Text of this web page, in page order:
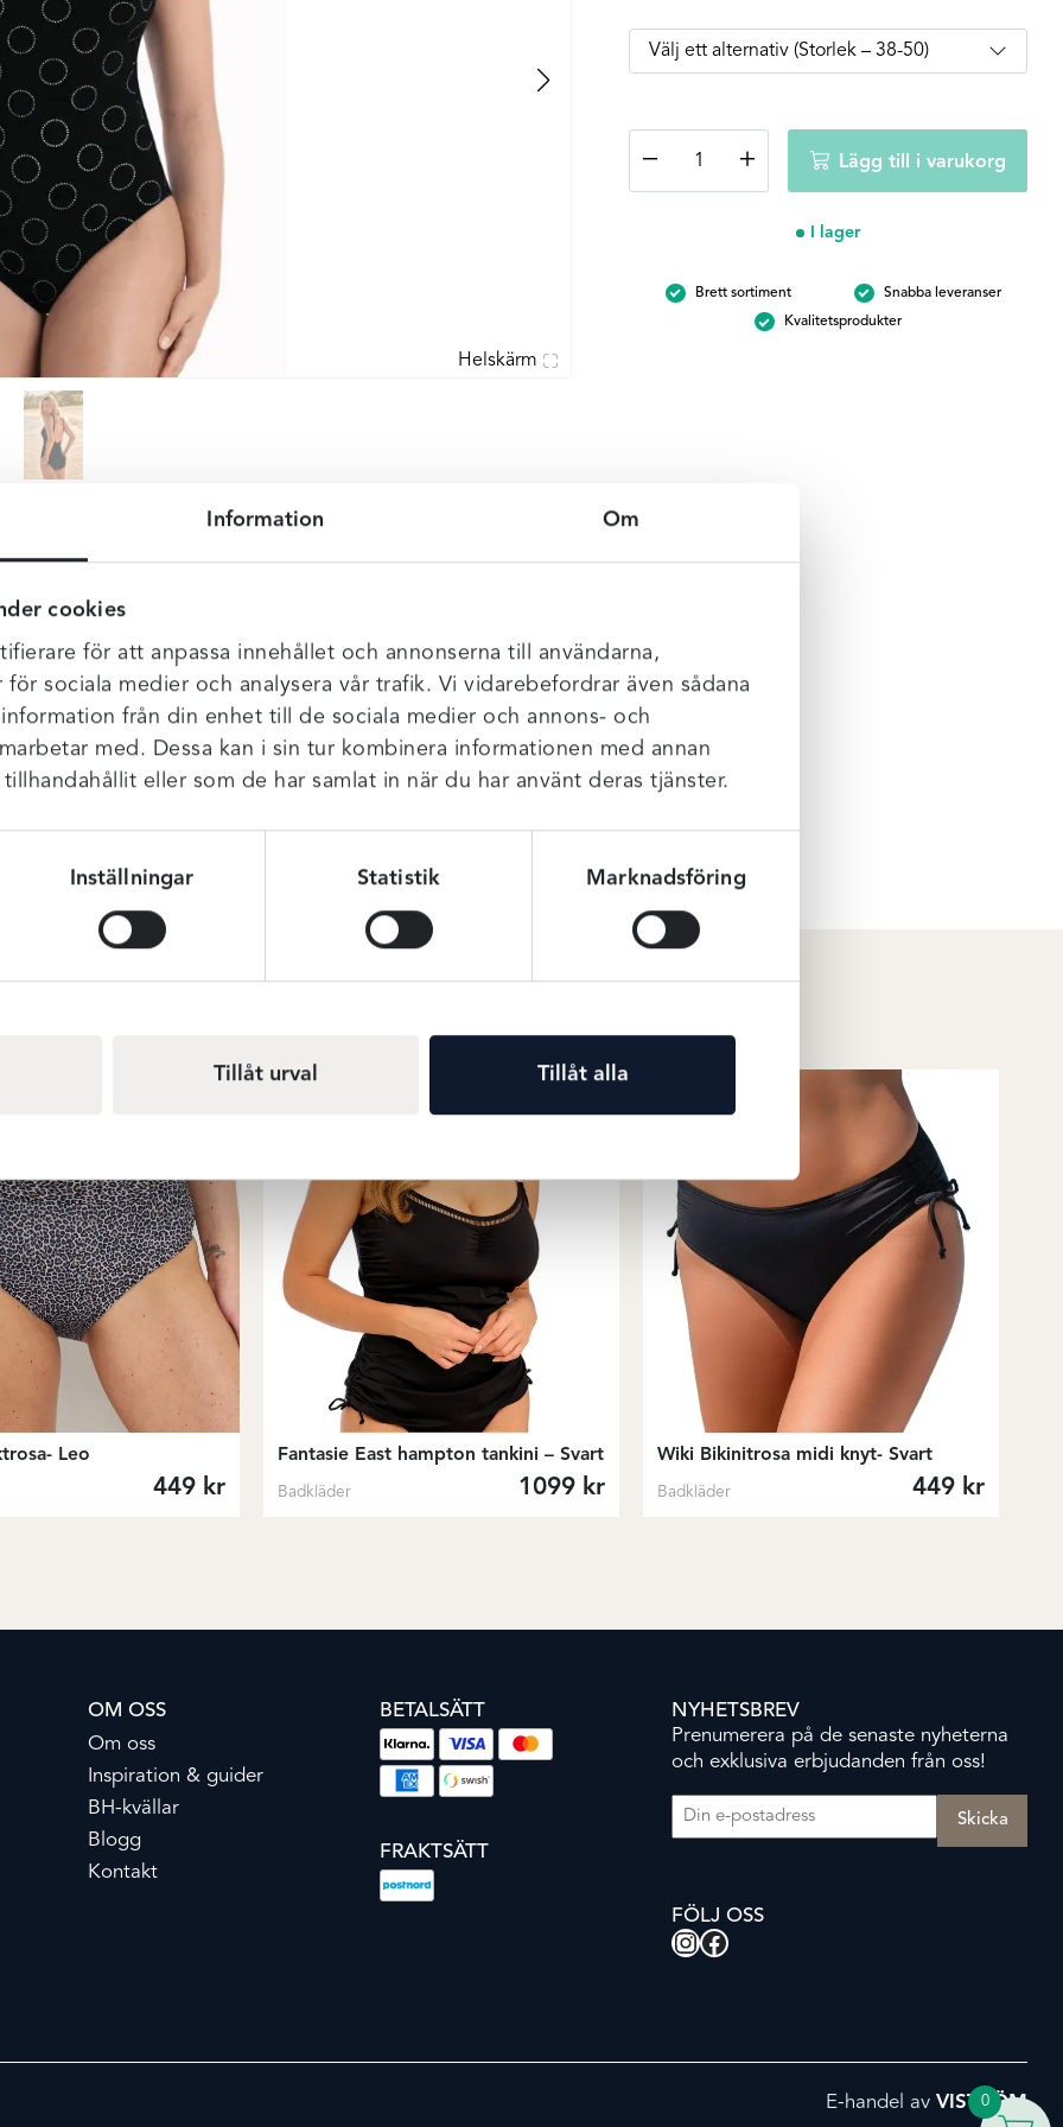
Information Om
cookies
för att anpassa innehållet och annonserna till användarna,
sociala medier och analysera vår trafik. Vi vidarebefordrar även sådana
från din enhet till de sociala medier och annons- och
med. Dessa kan i sin tur kombinera informationen med annan
eller som de har samlat in när du har använt deras tjänster.
Inställningar Statistik Marknadsföring
Tillåt urval Tillåt alla
Helskärm
−
baddräkt
med
+ Lägg till i varukorg
I lager
Brett sortiment Snabba leveranser
Kvalitetsprodukter
hög i halsringningen och har mjuka kupor för extra form och
halterneck knäppning om du vill ha den korsad i ryggen.
Leo
449 kr
Fantasie East hampton tankini – Svart
Badkläder 1099 kr
Wiki Bikinitrosa midi knyt- Svart
Badkläder 449 kr
OM OSS
Om oss
Inspiration & guider
BH-kvällar
Blogg
Kontakt
BETALSÄTT
FRAKTSÄTT
NYHETSBREV
Prenumerera på de senaste nyheterna
och exklusiva erbjudanden från oss!
E-post (Obligatoriskt)
FÖLJ OSS
Instagram
Facebook
E-handel av VISTRÖM
0